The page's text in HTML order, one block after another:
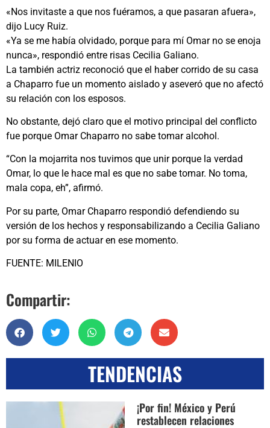
«Nos invitaste a que nos fuéramos, a que pasaran afuera»,
dijo Lucy Ruiz.
«Ya se me había olvidado, porque para mí Omar no se enoja
nunca», respondió entre risas Cecilia Galiano.
La también actriz reconoció que el haber corrido de su casa
a Chaparro fue un momento aislado y aseveró que no afectó
su relación con los esposos.
No obstante, dejó claro que el motivo principal del conflicto
fue porque Omar Chaparro no sabe tomar alcohol.
“Con la mojarrita nos tuvimos que unir porque la verdad
Omar, lo que le hace mal es que no sabe tomar. No toma,
mala copa, eh”, afirmó.
Por su parte, Omar Chaparro respondió defendiendo su
versión de los hechos y responsabilizando a Cecilia Galiano
por su forma de actuar en ese momento.
FUENTE: MILENIO
Compartir:
TENDENCIAS
¡Por fin! México y Perú
restablecen relaciones